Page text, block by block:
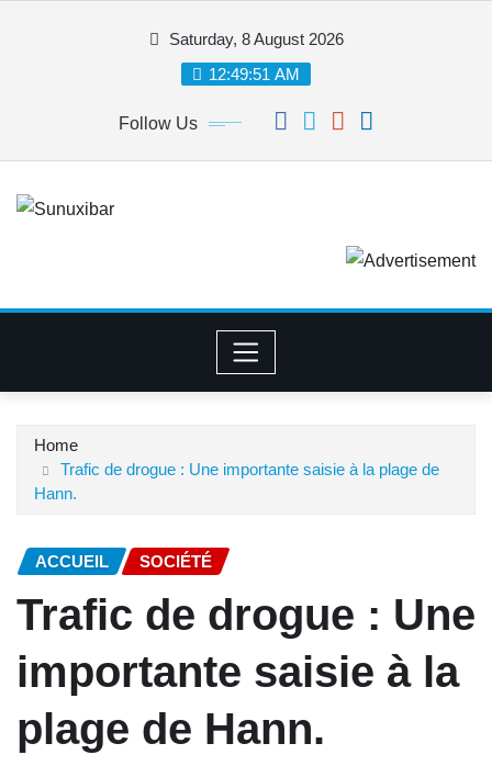
Saturday, 8 August 2026
12:49:52 AM
Follow Us
Home
Trafic de drogue : Une importante saisie à la plage de
Hann.
ACCUEIL SOCIÉTÉ
Trafic de drogue : Une
importante saisie à la
plage de Hann.